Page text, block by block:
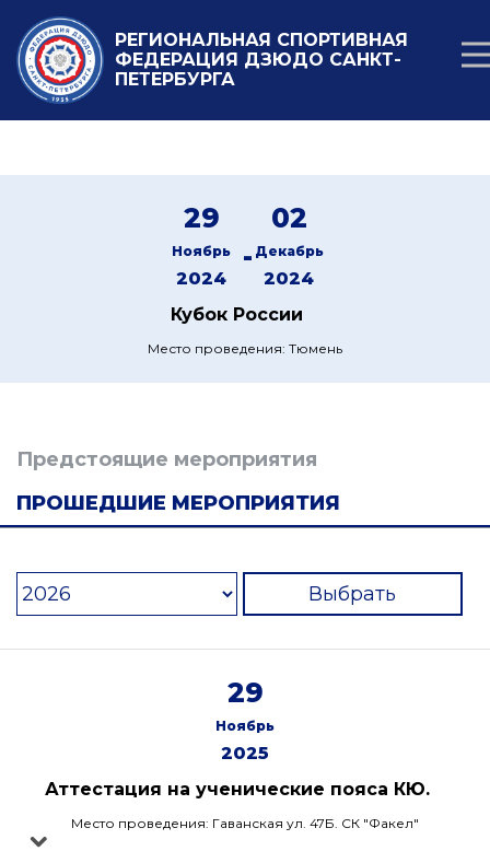
РЕГИОНАЛЬНАЯ СПОРТИВНАЯ
ФЕДЕРАЦИЯ ДЗЮДО САНКТ-
ПЕТЕРБУРГА
29
Ноябрь
2024
-
02
Декабрь
2024
Кубок России
Место проведения: Тюмень
Предстоящие мероприятия
ПРОШЕДШИЕ МЕРОПРИЯТИЯ
Выбрать
29
Ноябрь
2025
Аттестация на ученические пояса КЮ.
Место проведения: Гаванская ул. 47Б. СК "Факел"